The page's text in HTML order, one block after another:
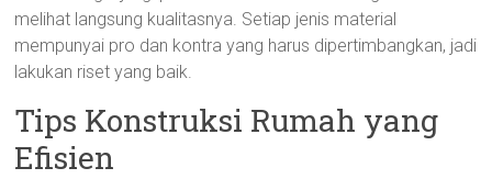
melihat langsung kualitasnya. Setiap jenis material
mempunyai pro dan kontra yang harus dipertimbangkan, jadi
lakukan riset yang baik.
Tips Konstruksi Rumah yang
Efisien